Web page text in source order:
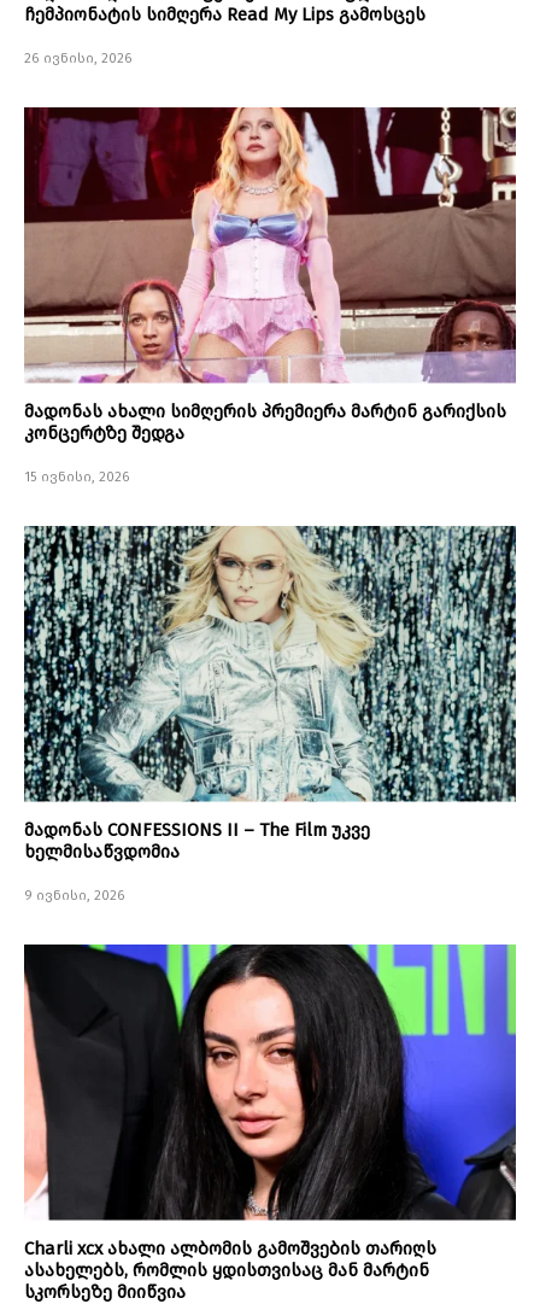
ჩემპიონატის სიმღერა Read My Lips გამოსცეს
26 ივნისი, 2026
მადონას ახალი სიმღერის პრემიერა მარტინ გარიქსის
კონცერტზე შედგა
15 ივნისი, 2026
მადონას CONFESSIONS II – The Film უკვე
ხელმისაწვდომია
9 ივნისი, 2026
Charli xcx ახალი ალბომის გამოშვების თარიღს
ასახელებს, რომლის ყდისთვისაც მან მარტინ
სკორსეზე მიიწვია